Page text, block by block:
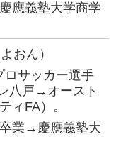
應義塾大学商学
おん）
ロサッカー選手
八戸→オースト
ィFA）。
業→慶應義塾大